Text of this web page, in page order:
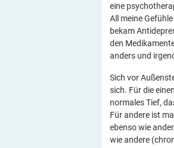
eine
All meine
bekam
den
anders und
Sich vor
sich. Für die
normales Tief,
Für andere ist
ebenso wie
wie andere